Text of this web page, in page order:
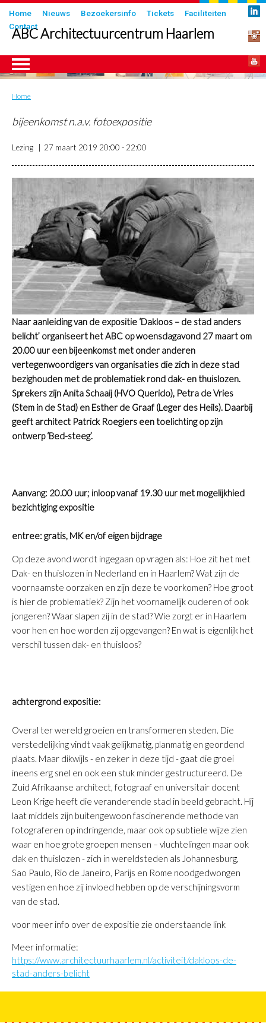
Overslaan
en
naar
inhoud
gaan
Submenu
Home Nieuws Bezoekersinfo Tickets
Faciliteiten
Contact
ABC Architectuurcentrum Haarlem
Kruimelpad
Home
bijeenkomst n.a.v. fotoexpositie
Lezing 27 maart 2019 20:00 - 22:00
Naar aanleiding van de expositie ‘Dakloos – de stad anders
belicht’ organiseert het ABC op woensdagavond 27 maart om
20.00 uur een bijeenkomst met onder anderen
vertegenwoordigers van organisaties die zich in deze stad
bezighouden met de problematiek rond dak- en thuislozen.
Sprekers zijn Anita Schaaij (HVO Querido), Petra de Vries
(Stem in de Stad) en Esther de Graaf (Leger des Heils). Daarbij
geeft architect Patrick Roegiers een toelichting op zijn
ontwerp ‘Bed-steeg’.
Aanvang: 20.00 uur; inloop vanaf 19.30 uur met mogelijkhied
bezichtiging expositie
entree: gratis, MK en/of eigen bijdrage
Op deze avond wordt ingegaan op vragen als: Hoe zit het met
Dak- en thuislozen in Nederland en in Haarlem? Wat zijn de
voornaamste oorzaken en zijn deze te voorkomen? Hoe groot
is hier de problematiek? Zijn het voornamelijk ouderen of ook
jongeren? Waar slapen zij in de stad? Wie zorgt er in Haarlem
voor hen en hoe worden zij opgevangen? En wat is eigenlijk het
verschil tussen dak- en thuisloos?
achtergrond expositie:
Overal ter wereld groeien en transformeren steden. Die
verstedelijking vindt vaak gelijkmatig, planmatig en geordend
plaats. Maar dikwijls - en zeker in deze tijd - gaat die groei
ineens erg snel en ook een stuk minder gestructureerd. De
Zuid Afrikaanse architect, fotograaf en universitair docent
Leon Krige heeft die veranderende stad in beeld gebracht. Hij
laat middels zijn buitengewoon fascinerende methode van
fotograferen op indringende, maar ook op subtiele wijze zien
waar en hoe grote groepen mensen – vluchtelingen maar ook
dak en thuislozen - zich in wereldsteden als Johannesburg,
Sao Paulo, Rio de Janeiro, Parijs en Rome noodgedwongen
vestigen en hoe zij invloed hebben op de verschijningsvorm
van de stad.
voor meer info over de expositie zie onderstaande link
Meer informatie:
https://www.architectuurhaarlem.nl/activiteit/dakloos-de-
stad-anders-belicht